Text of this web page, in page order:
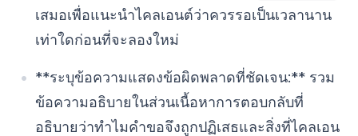
เสมอเพื่อแนะนำไคลเอนต์ว่าควรรอเป็นเวลานาน
เท่าใดก่อนที่จะลองใหม่
**ระบุข้อความแสดงข้อผิดพลาดที่ชัดเจน:** รวม
ข้อความอธิบายในส่วนเนื้อหาการตอบกลับที่
อธิบายว่าทำไมคำขอจึงถูกปฏิเสธและสิ่งที่ไคลเอน